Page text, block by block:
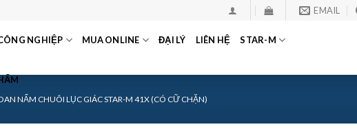
EMAIL
NGHIỆP MUA ONLINE ĐẠI LÝ LIÊN HỆ STAR-M
NẤM CHUÔI LỤC GIÁC STAR-M 41X (CÓ CỮ CHẶN)